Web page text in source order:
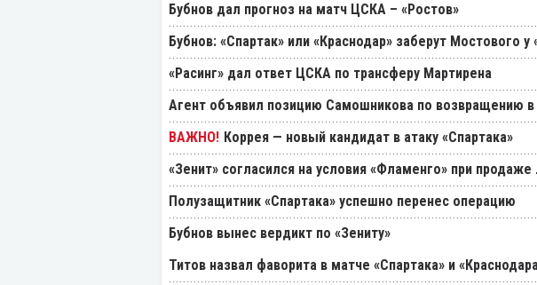
Бубнов дал прогноз на матч ЦСКА – «Ростов»
Бубнов: «Спартак» или «Краснодар» заберут Мостового у
«Расинг» дал ответ ЦСКА по трансферу Мартирена
Агент объявил позицию Самошникова по возвращению в
Коррея — новый кандидат в атаку «Спартака»
«Зенит» согласился на условия «Фламенго» при продаже
Полузащитник «Спартака» успешно перенес операцию
Бубнов вынес вердикт по «Зениту»
Титов назвал фаворита в матче «Спартака» и